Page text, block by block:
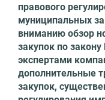
правового
муниципальных
вниманию обзор
закупок по
экспертами
дополнительные
закупок,